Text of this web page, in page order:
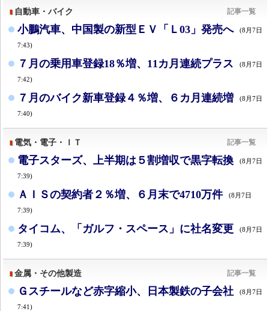
自動車・バイク 記事一覧
小鵬汽車、中国製の新型ＥＶ「Ｌ03」発売へ (8月7日
7:43)
７月の乗用車登録18％増、11カ月連続プラス (8月7日
7:42)
７月のバイク新車登録４％増、６カ月連続増 (8月7日
7:40)
電気・電子・ＩＴ 記事一覧
電子スターズ、上半期は５割増収で黒字転換 (8月7日
7:39)
ＡＩＳの契約者２％増、６月末で4710万件 (8月7日
7:39)
タイコム、「ガルフ・スペース」に社名変更 (8月7日
7:39)
金属・その他製造 記事一覧
Ｇスチールなど赤字縮小、日本製鉄の子会社 (8月7日
7:41)